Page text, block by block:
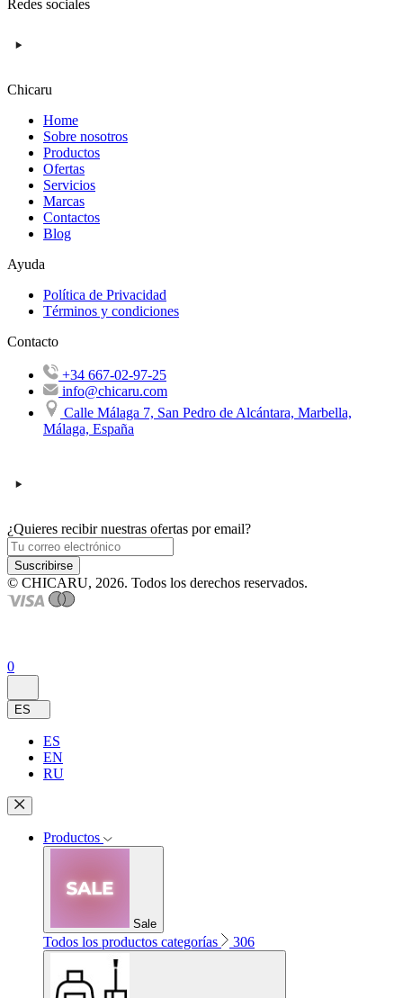
Redes sociales
Chicaru
Home
Sobre nosotros
Productos
Ofertas
Servicios
Marcas
Contactos
Blog
Ayuda
Política de Privacidad
Términos y condiciones
Contacto
+34 667-02-97-25
info@chicaru.com
Calle Málaga 7, San Pedro de Alcántara, Marbella,
Málaga, España
¿Quieres recibir nuestras ofertas por email?
Suscribirse
© CHICARU, 2026. Todos los derechos reservados.
0
ES
ES
EN
RU
Productos
Sale
Todos los productos categorías 306